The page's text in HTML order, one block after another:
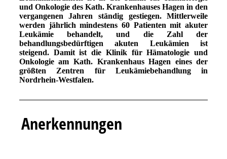
und Onkologie des Kath. Krankenhauses Hagen in den
vergangenen Jahren ständig gestiegen. Mittlerweile
werden jährlich mindestens 60 Patienten mit akuter
Leukämie behandelt, und die Zahl der
behandlungsbedürftigen akuten Leukämien ist
steigend. Damit ist die Klinik für Hämatologie und
Onkologie am Kath. Krankenhaus Hagen eines der
größten Zentren für Leukämiebehandlung in
Nordrhein-Westfalen.
Anerkennungen